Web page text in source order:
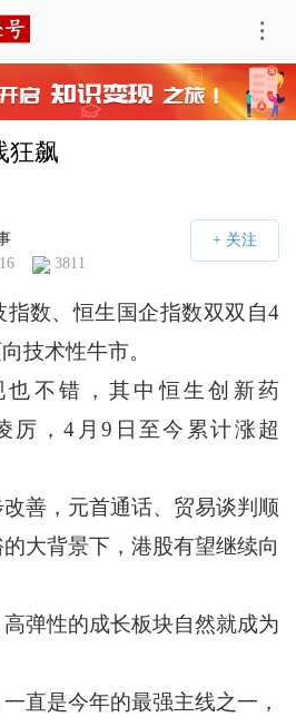
狂飙
3811
数、恒生国企指数双双自4
技术性牛市。
不错，其中恒生创新药
厉，4月9日至今累计涨超
，元首通话、贸易谈判顺
大背景下，港股有望继续向
性的成长板块自然就成为
是今年的最强主线之一，